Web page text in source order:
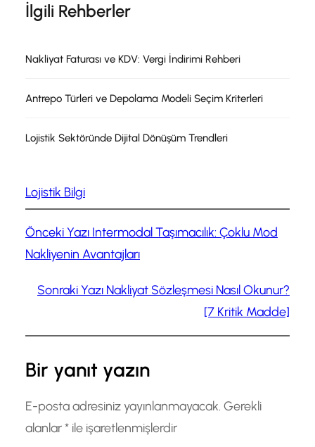
İlgili Rehberler
Nakliyat Faturası ve KDV: Vergi İndirimi Rehberi
Antrepo Türleri ve Depolama Modeli Seçim Kriterleri
Lojistik Sektöründe Dijital Dönüşüm Trendleri
Lojistik Bilgi
Önceki Yazı Intermodal Taşımacılık: Çoklu Mod
Nakliyenin Avantajları
Sonraki Yazı Nakliyat Sözleşmesi Nasıl Okunur?
[7 Kritik Madde]
Bir yanıt yazın
E-posta adresiniz yayınlanmayacak. Gerekli
alanlar* ile işaretlenmişlerdir